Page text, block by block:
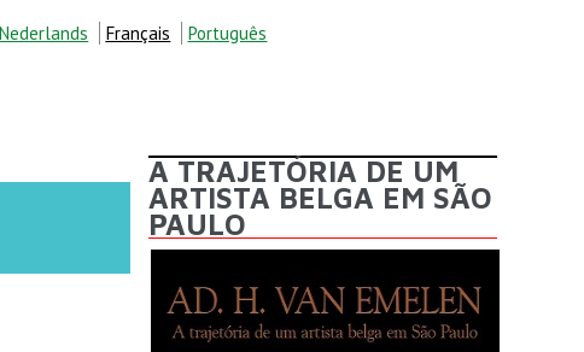
Nederlands Français Português
A TRAJETÓRIA DE UM
ARTISTA BELGA EM SÃO
PAULO